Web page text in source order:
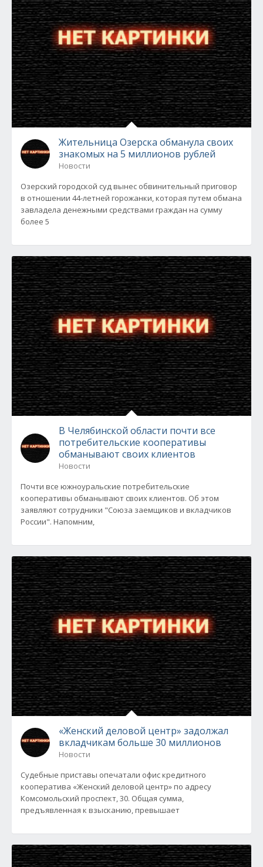
Жительница Озерска обманула своих
знакомых на 5 миллионов рублей
Новости
Озерский городской суд вынес обвинительный приговор
в отношении 44-летней горожанки, которая путем обмана
завладела денежными средствами граждан на сумму
более 5
В Челябинской области почти все
потребительские кооперативы
обманывают своих клиентов
Новости
Почти все южноуральские потребительские
кооперативы обманывают своих клиентов. Об этом
заявляют сотрудники "Союза заемщиков и вкладчиков
России". Напомним,
«Женский деловой центр» задолжал
вкладчикам больше 30 миллионов
Новости
Судебные приставы опечатали офис кредитного
кооператива «Женский деловой центр» по адресу
Комсомольский проспект, 30. Общая сумма,
предъявленная к взысканию, превышает